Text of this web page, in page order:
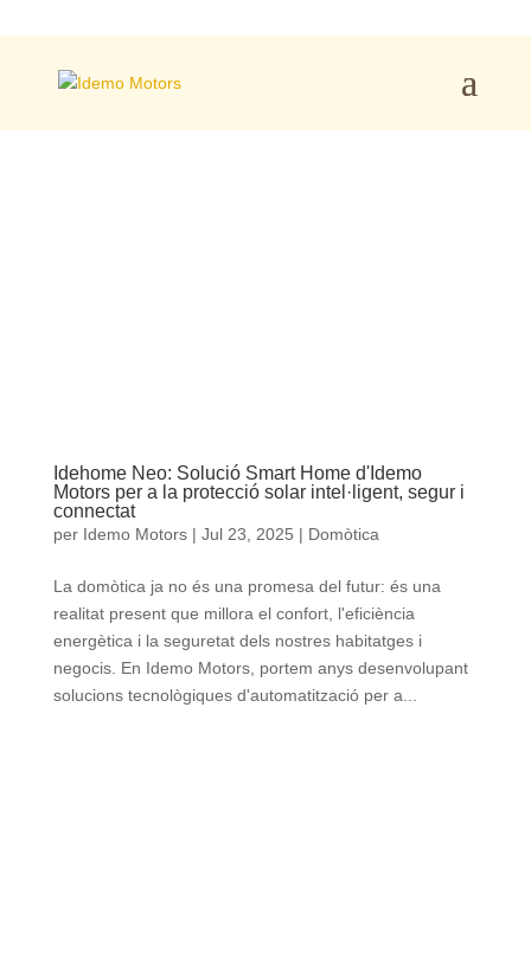
Idehome Neo: Solució Smart Home d'Idemo
Motors per a la protecció solar intel·ligent, segur i
connectat
per Idemo Motors| Jul 23, 2025 | Domòtica
La domòtica ja no és una promesa del futur: és una
realitat present que millora el confort, l'eficiència
energètica i la seguretat dels nostres habitatges i
negocis. En Idemo Motors, portem anys desenvolupant
solucions tecnològiques d'automatització per a...